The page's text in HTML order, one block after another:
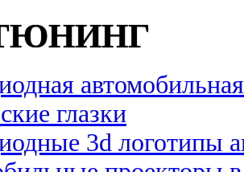
глазки
3d логотипы